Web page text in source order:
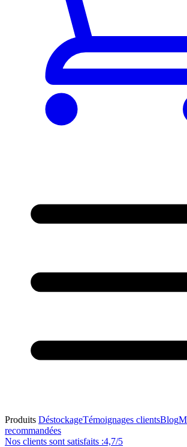
Produits DéstockageTémoignages clientsBlog
recommandées
Nos clients sont satisfaits :4,7/5